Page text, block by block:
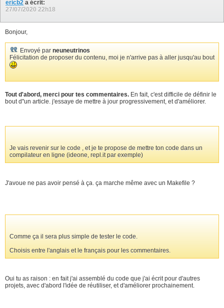
ericb2 a écrit:
27/07/2020 22h18
Bonjour,
Envoyé par neuneutrinos
Félicitation de proposer du contenu, moi je n'arrive pas à aller jusqu'au bout
Tout d'abord, merci pour tes commentaires. En fait, c'est difficile de définir le
bout d"un article. j'essaye de mettre à jour progressivement, et d'améliorer.
Je vais revenir sur le code , et je te propose de mettre ton code dans un
compilateur en ligne (ideone, repl.it par exemple)
J'avoue ne pas avoir pensé à ça. ça marche même avec un Makefile ?
Comme ça il sera plus simple de tester le code.
Choisis entre l'anglais et le français pour les commentaires.
Oui tu as raison : en fait j'ai assemblé du code que j'ai écrit pour d'autres
projets, avec d'abord l'idée de réutiliser, et d'améliorer prochainement.